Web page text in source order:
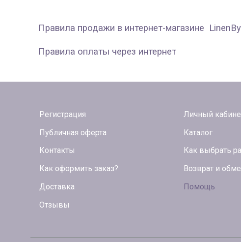
Правила продажи в интернет-магазине LinenBy
Правила оплаты через интернет
Регистрация Личный
Публичная оферта
Каталог
Контакты
Как выбрать
Как оформить заказ?
Возврат и
Доставка
Помощь
Отзывы